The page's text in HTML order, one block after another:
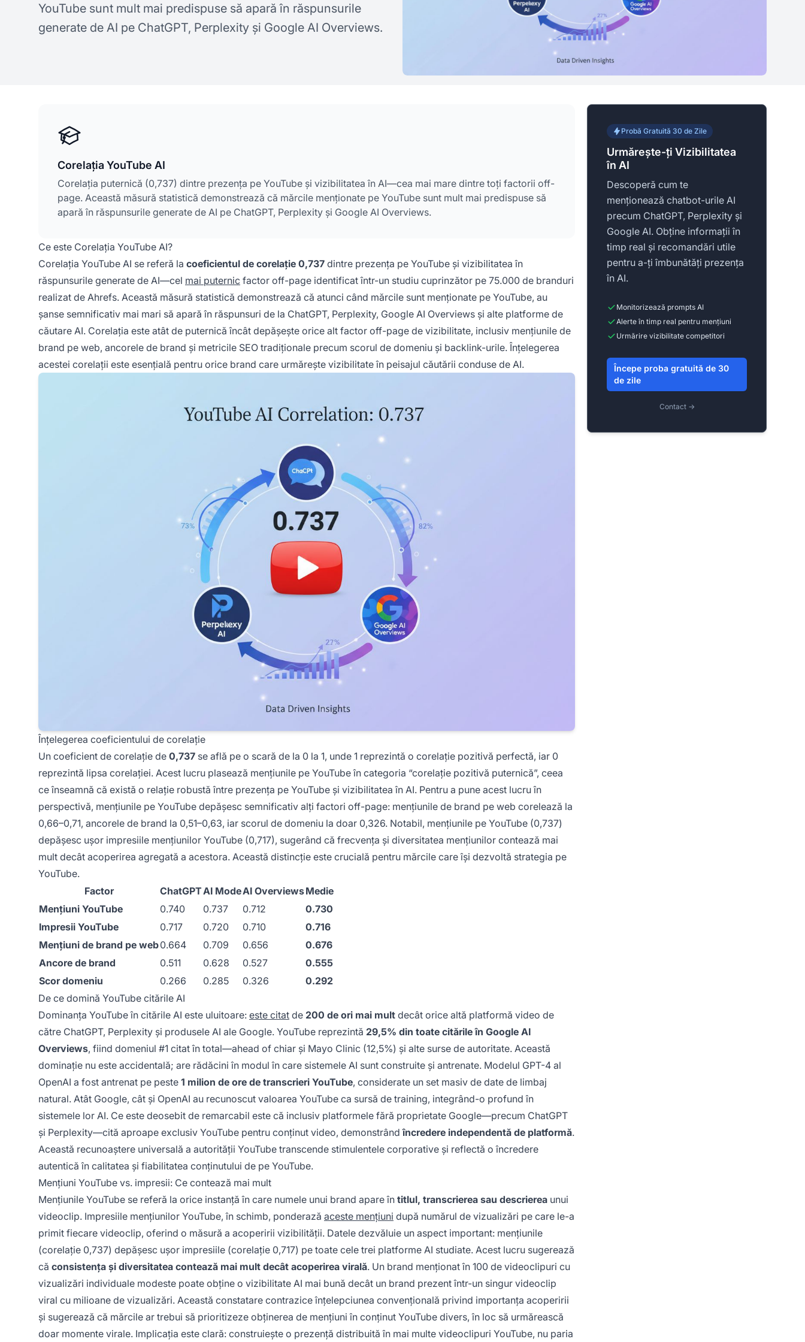
YouTube sunt mult mai predispuse să apară în răspunsurile
generate de AI pe ChatGPT, Perplexity și Google AI Overviews.
Corelația YouTube AI
Corelația puternică (0,737) dintre prezența pe YouTube și vizibilitatea în AI—cea mai mare dintre toți factorii off-
page. Această măsură statistică demonstrează că mărcile menționate pe YouTube sunt mult mai predispuse să
apară în răspunsurile generate de AI pe ChatGPT, Perplexity și Google AI Overviews.
Ce este Corelația YouTube AI?
Corelația YouTube AI se referă la coeficientul de corelație 0,737 dintre prezența pe YouTube și vizibilitatea în
răspunsurile generate de AI—cel mai puternic factor off-page identificat într-un studiu cuprinzător pe 75.000 de branduri
realizat de Ahrefs. Această măsură statistică demonstrează că atunci când mărcile sunt menționate pe YouTube, au
șanse semnificativ mai mari să apară în răspunsuri de la ChatGPT, Perplexity, Google AI Overviews și alte platforme de
căutare AI. Corelația este atât de puternică încât depășește orice alt factor off-page de vizibilitate, inclusiv mențiunile de
brand pe web, ancorele de brand și metricile SEO tradiționale precum scorul de domeniu și backlink-urile. Înțelegerea
acestei corelații este esențială pentru orice brand care urmărește vizibilitate în peisajul căutării conduse de AI.
Înțelegerea coeficientului de corelație
Un coeficient de corelație de 0,737 se află pe o scară de la 0 la 1, unde 1 reprezintă o corelație pozitivă perfectă, iar 0
reprezintă lipsa corelației. Acest lucru plasează mențiunile pe YouTube în categoria “corelație pozitivă puternică”, ceea
ce înseamnă că există o relație robustă între prezența pe YouTube și vizibilitatea în AI. Pentru a pune acest lucru în
perspectivă, mențiunile pe YouTube depășesc semnificativ alți factori off-page: mențiunile de brand pe web corelează la
0,66–0,71, ancorele de brand la 0,51–0,63, iar scorul de domeniu la doar 0,326. Notabil, mențiunile pe YouTube (0,737)
depășesc ușor impresiile mențiunilor YouTube (0,717), sugerând că frecvența și diversitatea mențiunilor contează mai
mult decât acoperirea agregată a acestora. Această distincție este crucială pentru mărcile care își dezvoltă strategia pe
YouTube.
Factor
ChatGPTAI ModeAI OverviewsMedie
Mențiuni YouTube
0.740 0.737 0.712
0.730
Impresii YouTube
0.717 0.720 0.710
0.716
Mențiuni de brand pe web0.664 0.709 0.656
0.676
Ancore de brand
0.511 0.628 0.527
0.555
Scor domeniu
0.266 0.285 0.326
0.292
De ce domină YouTube citările AI
Dominanța YouTube în citările AI este uluitoare: este citat de 200 de ori mai mult decât orice altă platformă video de
către ChatGPT, Perplexity și produsele AI ale Google. YouTube reprezintă 29,5% din toate citările în Google AI
Overviews, fiind domeniul #1 citat în total—ahead of chiar și Mayo Clinic (12,5%) și alte surse de autoritate. Această
dominație nu este accidentală; are rădăcini în modul în care sistemele AI sunt construite și antrenate. Modelul GPT-4 al
OpenAI a fost antrenat pe peste 1 milion de ore de transcrieri YouTube, considerate un set masiv de date de limbaj
natural. Atât Google, cât și OpenAI au recunoscut valoarea YouTube ca sursă de training, integrând-o profund în
sistemele lor AI. Ce este deosebit de remarcabil este că inclusiv platformele fără proprietate Google—precum ChatGPT
și Perplexity—cită aproape exclusiv YouTube pentru conținut video, demonstrândîncredere independentă de platformă.
Această recunoaștere universală a autorității YouTube transcende stimulentele corporative și reflectă o încredere
autentică în calitatea și fiabilitatea conținutului de pe YouTube.
Mențiuni YouTube vs. impresii: Ce contează mai mult
Mențiunile YouTube se referă la orice instanță în care numele unui brand apare în titlul, transcrierea sau descrierea unui
videoclip. Impresiile mențiunilor YouTube, în schimb, ponderază aceste mențiuni după numărul de vizualizări pe care le-a
primit fiecare videoclip, oferind o măsură a acoperirii vizibilității. Datele dezvăluie un aspect important: mențiunile
(corelație 0,737) depășesc ușor impresiile (corelație 0,717) pe toate cele trei platforme AI studiate. Acest lucru sugerează
că consistența și diversitatea contează mai mult decât acoperirea virală. Un brand menționat în 100 de videoclipuri cu
vizualizări individuale modeste poate obține o vizibilitate AI mai bună decât un brand prezent într-un singur videoclip
viral cu milioane de vizualizări. Această constatare contrazice înțelepciunea convențională privind importanța acoperirii
și sugerează că mărcile ar trebui să prioritizeze obținerea de mențiuni în conținut YouTube divers, în loc să urmărească
doar momente virale. Implicația este clară: construiește o prezență distribuită în mai multe videoclipuri YouTube, nu paria
Probă Gratuită 30 de Zile
Urmărește-ți Vizibilitatea
în AI
Descoperă cum te
menționează chatbot-urile AI
precum ChatGPT, Perplexity și
Google AI. Obține informații în
timp real și recomandări utile
pentru a-ți îmbunătăți prezența
în AI.
Monitorizează prompts AI
Alerte în timp real pentru mențiuni
Urmărire vizibilitate competitori
Începe proba gratuită de 30
de zile
Contact →